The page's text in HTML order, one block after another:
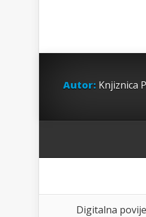
Autor: Knjiznica
Digitalna